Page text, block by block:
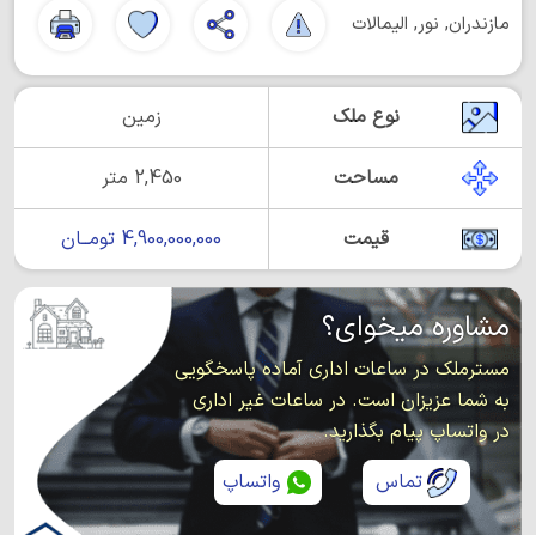
مازندران, نور, الیمالات
نوع ملک زمین
مساحت 2,450 متر
قیمت 4,900,000,000 تومــان
مشاوره میخوای؟
مسترملک در ساعات اداری آماده پاسخگویی
به شما عزیزان است. در ساعات غیر اداری
در واتساپ پیام بگذارید.
تماس
واتساپ